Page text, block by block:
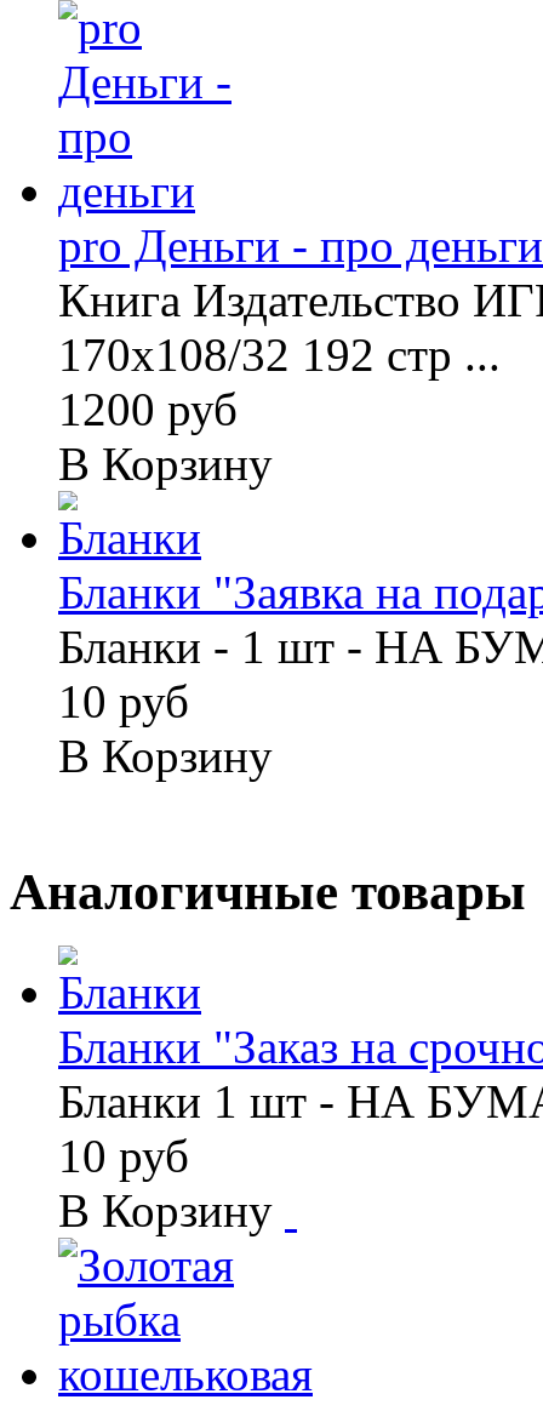
pro Деньги - про деньги
Книга Издательство
170х108/32 192 стр ...
1200 руб
В Корзину
Бланки "Заявка на
Бланки - 1 шт - НА
10 руб
В Корзину
Аналогичные товары
Бланки "Заказ на
Бланки 1 шт - НА
10 руб
В Корзину